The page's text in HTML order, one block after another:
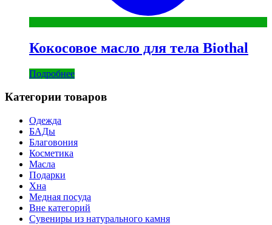
Кокосовое масло для тела Biothal
Подробнее
Категории товаров
Одежда
БАДы
Благовония
Косметика
Масла
Подарки
Хна
Медная посуда
Вне категорий
Сувениры из натурального камня